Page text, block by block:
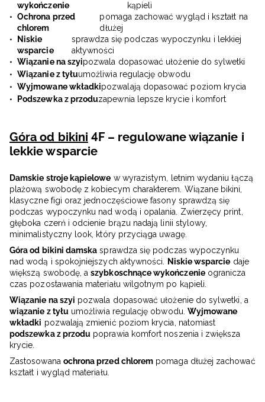
wykończenie
kąpieli
Ochrona przed
chlorem
pomaga zachować wygląd i kształt na
dłużej
Niskie
wsparcie
sprawdza się podczas wypoczynku i lekkiej
aktywności
Wiązanie na szyipozwala dopasować ułożenie do sylwetki
Wiązanie z tyłuumożliwia regulację obwodu
Wyjmowane wkładkipozwalają dopasować poziom krycia
Podszewka z przoduzapewnia lepsze krycie i komfort
Góra od bikini 4F – regulowane wiązanie i
lekkie wsparcie
Damskie stroje kąpielowe w wyrazistym, letnim wydaniu łączą
plażową swobodę z kobiecym charakterem. Wiązane bikini,
klasyczne figi oraz jednoczęściowe fasony sprawdzą się
podczas wypoczynku nad wodą i opalania. Zwierzęcy print,
głęboka czerń i odcienie brązu nadają linii stylowy,
minimalistyczny look, który przyciąga uwagę.
Góra od bikini damska sprawdza się podczas wypoczynku
nad wodą i spokojniejszych aktywności. Niskie wsparcie daje
większą swobodę, aszybkoschnące wykończenieogranicza
czas pozostawania materiału wilgotnym po kąpieli.
Wiązanie na szyi pozwala dopasować ułożenie do sylwetki, a
wiązanie z tyłuumożliwia regulację obwodu. Wyjmowane
wkładki pozwalają zmienić poziom krycia, natomiast
podszewka z przodu poprawia komfort noszenia i zwiększa
krycie.
Zastosowana ochrona przed chlorem pomaga dłużej zachować
kształt i wygląd materiału.